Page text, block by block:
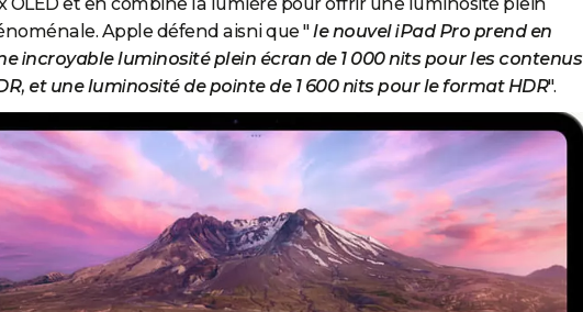
Apple défend aisni que "le nouvel iPad Pro prend en
incroyable luminosité plein écran de 1 000 nits pour les contenus
et une luminosité de pointe de 1 600 nits pour le format HDR".